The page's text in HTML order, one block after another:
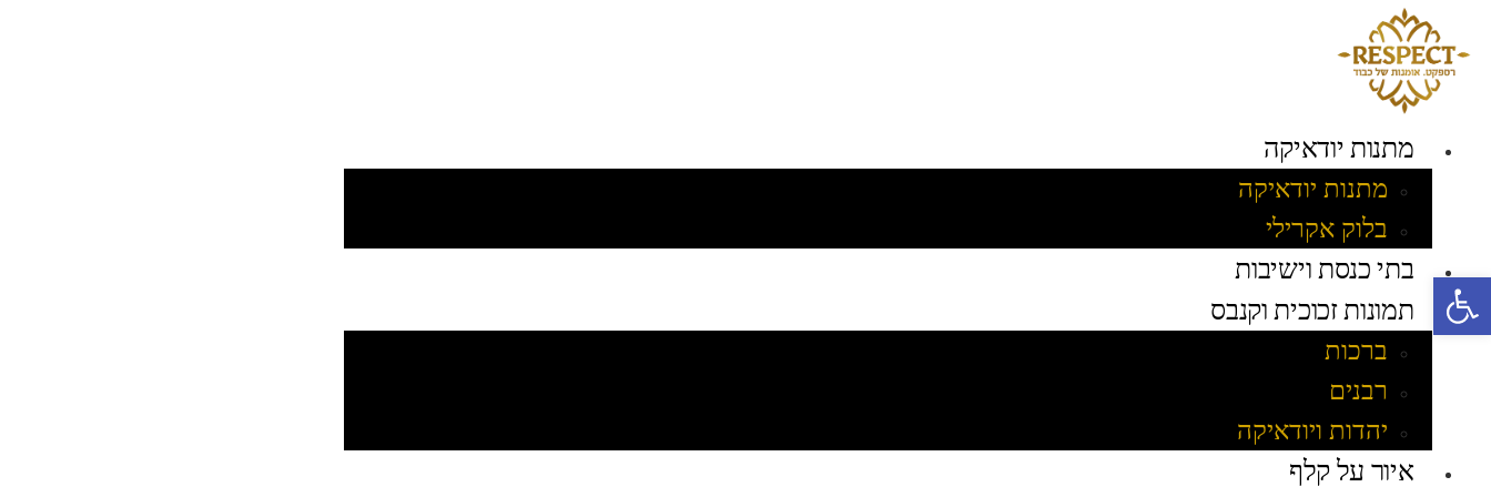
מתנות יודאיקה
מתנות יודאיקה
בלוק אקרילי
בתי כנסת וישיבות
תמונות זכוכית וקנבס
ברכות
רבנים
יהדות ויודאיקה
איור על קלף
פתח סרגל נגישות